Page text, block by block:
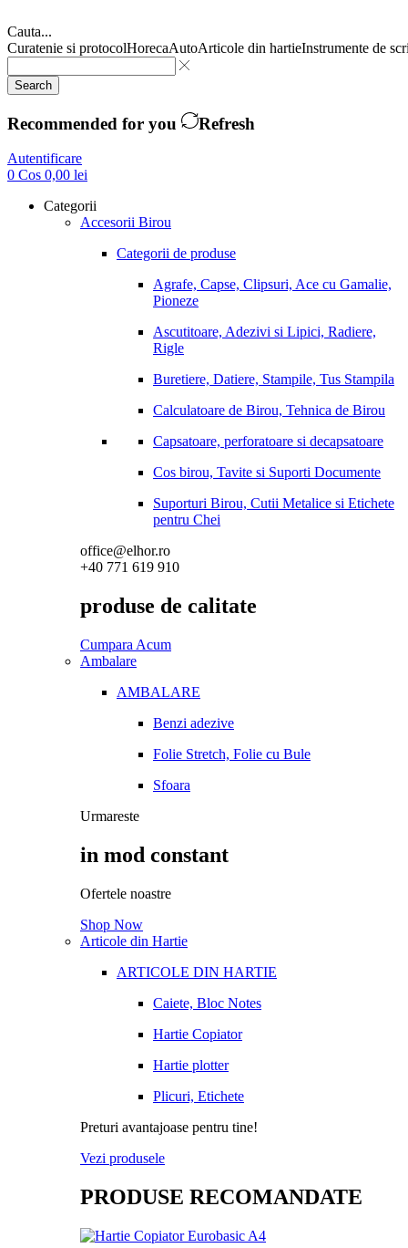
Cauta...
Curatenie si protocolHorecaAutoArticole din hartieInstrumente de
Search
Recommended for you Refresh
Autentificare
0 Cos 0,00 lei
Categorii
Accesorii Birou
Categorii de produse
Agrafe, Capse, Clipsuri, Ace cu Gamalie,
Pioneze
Ascutitoare, Adezivi si Lipici, Radiere,
Rigle
Buretiere, Datiere, Stampile, Tus Stampila
Calculatoare de Birou, Tehnica de Birou
Capsatoare, perforatoare si decapsatoare
Cos birou, Tavite si Suporti Documente
Suporturi Birou, Cutii Metalice si Etichete
pentru Chei
office@elhor.ro
+40 771 619 910
produse de calitate
Cumpara Acum
Ambalare
AMBALARE
Benzi adezive
Folie Stretch, Folie cu Bule
Sfoara
Urmareste
in mod constant
Ofertele noastre
Shop Now
Articole din Hartie
ARTICOLE DIN HARTIE
Caiete, Bloc Notes
Hartie Copiator
Hartie plotter
Plicuri, Etichete
Preturi avantajoase pentru tine!
Vezi produsele
PRODUSE RECOMANDATE